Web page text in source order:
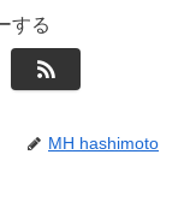
する
MH hashimoto